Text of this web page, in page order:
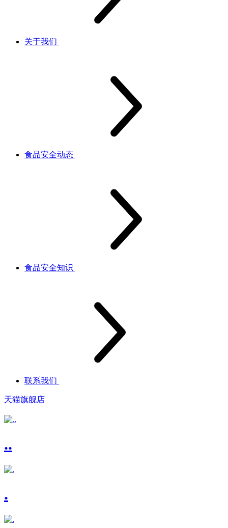
关于我们
食品安全动态
食品安全知识
联系我们
天猫旗舰店
..
.